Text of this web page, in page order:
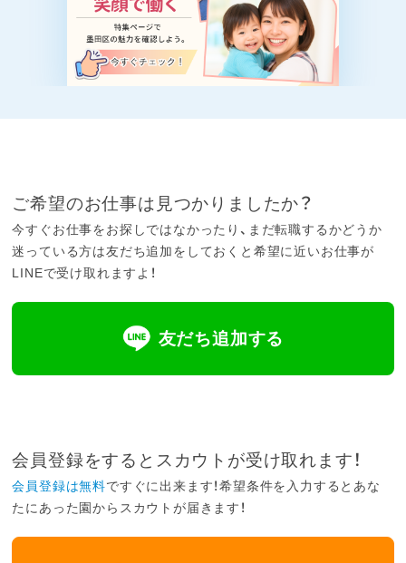
ご希望のお仕事は見つかりましたか？
今すぐお仕事をお探しではなかったり、まだ転職するかどうか
迷っている方は友だち追加をしておくと希望に近いお仕事が
LINEで受け取れますよ！
友だち追加する
会員登録をするとスカウトが受け取れます！
会員登録は無料ですぐに出来ます！希望条件を入力するとあな
たにあった園からスカウトが届きます！